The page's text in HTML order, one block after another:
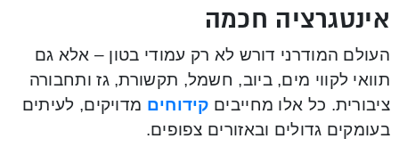
אינטגרציה חכמה
העולם המודרני דורש לא רק עמודי בטון – אלא גם
תוואי לקווי מים, ביוב, חשמל, תקשורת, גז ותחבורה
ציבורית. כל אלו מחייבים קידוחים מדויקים, לעיתים
בעומקים גדולים ובאזורים צפופים.